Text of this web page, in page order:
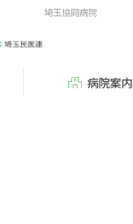
埼玉協同病院
病院案内